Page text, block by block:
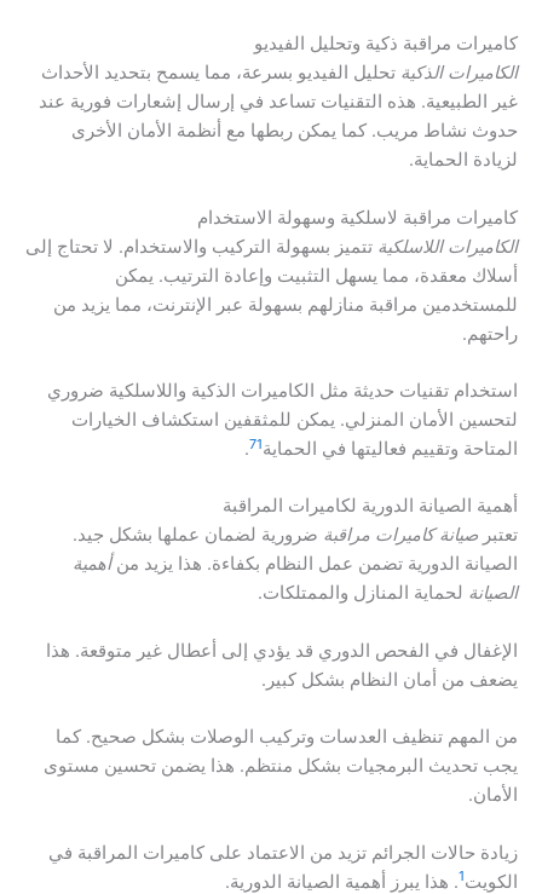
كاميرات مراقبة ذكية وتحليل الفيديو
الكاميرات الذكية تحليل الفيديو بسرعة، مما يسمح بتحديد الأحداث
غير الطبيعية. هذه التقنيات تساعد في إرسال إشعارات فورية عند
حدوث نشاط مريب. كما يمكن ربطها مع أنظمة الأمان الأخرى
لزيادة الحماية.
كاميرات مراقبة لاسلكية وسهولة الاستخدام
الكاميرات اللاسلكية تتميز بسهولة التركيب والاستخدام. لا تحتاج إلى
أسلاك معقدة، مما يسهل التثبيت وإعادة الترتيب. يمكن
للمستخدمين مراقبة منازلهم بسهولة عبر الإنترنت، مما يزيد من
راحتهم.
استخدام تقنيات حديثة مثل الكاميرات الذكية واللاسلكية ضروري
لتحسين الأمان المنزلي. يمكن للمثقفين استكشاف الخيارات
المتاحة وتقييم فعاليتها في الحماية 71
.
أهمية الصيانة الدورية لكاميرات المراقبة
تعتبر صيانة كاميرات مراقبة ضرورية لضمان عملها بشكل جيد.
الصيانة الدورية تضمن عمل النظام بكفاءة. هذا يزيد منأهمية
الصيانة لحماية المنازل والممتلكات.
الإغفال في الفحص الدوري قد يؤدي إلى أعطال غير متوقعة. هذا
يضعف من أمان النظام بشكل كبير.
من المهم تنظيف العدسات وتركيب الوصلات بشكل صحيح. كما
يجب تحديث البرمجيات بشكل منتظم. هذا يضمن تحسين مستوى
الأمان.
زيادة حالات الجرائم تزيد من الاعتماد على كاميرات المراقبة في
الكويت1. هذا يبرز أهمية الصيانة الدورية.